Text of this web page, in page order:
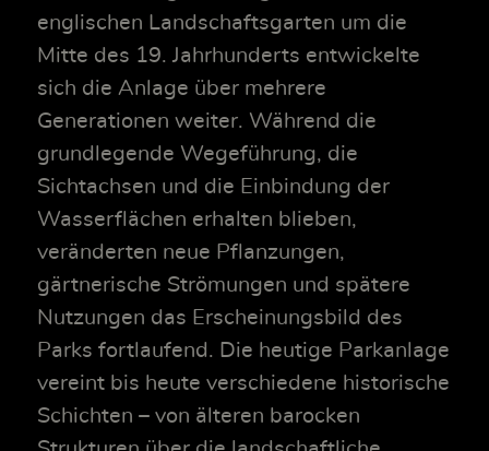
englischen Landschaftsgarten um die
Mitte des 19. Jahrhunderts entwickelte
sich die Anlage über mehrere
Generationen weiter. Während die
grundlegende Wegeführung, die
Sichtachsen und die Einbindung der
Wasserflächen erhalten blieben,
veränderten neue Pflanzungen,
gärtnerische Strömungen und spätere
Nutzungen das Erscheinungsbild des
Parks fortlaufend. Die heutige Parkanlage
vereint bis heute verschiedene historische
Schichten – von älteren barocken